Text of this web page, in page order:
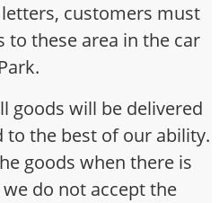
customers must
to these area in the car
Park.
goods will be delivered
to the best of our ability.
goods when there is
do not accept the